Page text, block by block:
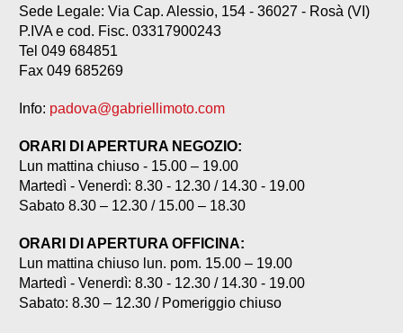
Sede Legale: Via Cap. Alessio, 154 - 36027 - Rosà (VI)
P.IVA e cod. Fisc. 03317900243
Tel 049 684851
Fax 049 685269
Info: padova@gabriellimoto.com
ORARI DI APERTURA NEGOZIO:
Lun mattina chiuso - 15.00 – 19.00
Martedì - Venerdì: 8.30 - 12.30 / 14.30 - 19.00
Sabato 8.30 – 12.30 / 15.00 – 18.30
ORARI DI APERTURA OFFICINA:
Lun mattina chiuso lun. pom. 15.00 – 19.00
Martedì - Venerdì: 8.30 - 12.30 / 14.30 - 19.00
Sabato: 8.30 – 12.30 / Pomeriggio chiuso